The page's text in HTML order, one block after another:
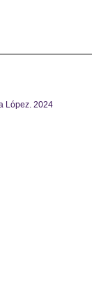
López. 2024